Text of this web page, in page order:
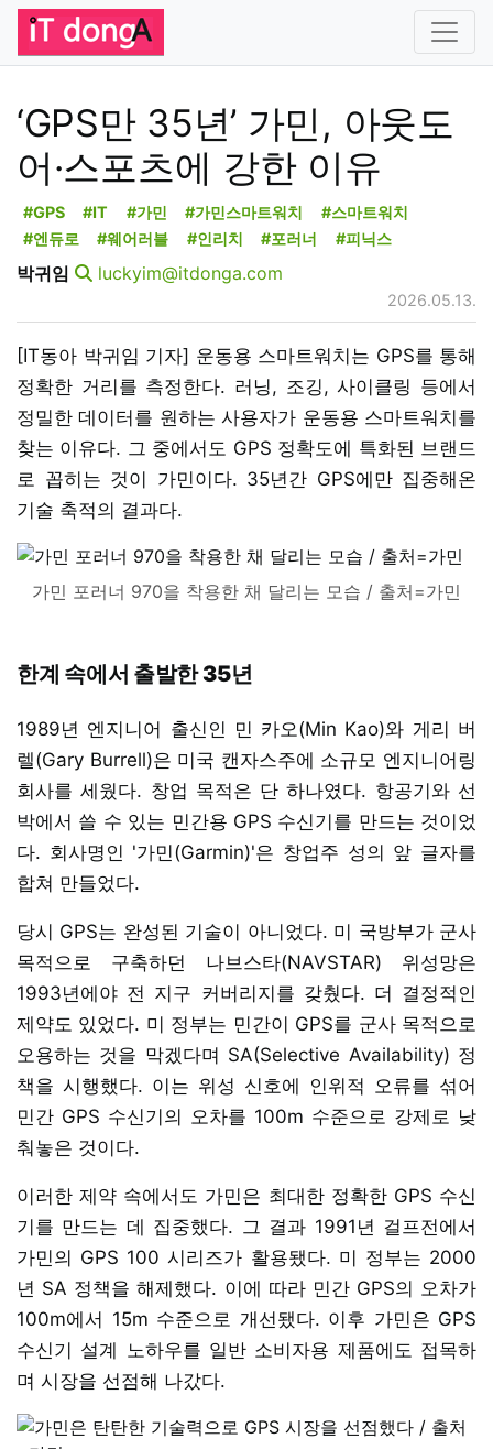
‘GPS만 35년’ 가민, 아웃도
어·스포츠에 강한 이유
#GPS #IT #가민 #가민스마트워치
#스마트워치
#엔듀로
#웨어러블 #인리치 #포러너 #피닉스
박귀임 luckyim@itdonga.com
2026.05.13.
[IT동아 박귀임 기자] 운동용 스마트워치는 GPS를 통해
정확한 거리를 측정한다. 러닝, 조깅, 사이클링 등에서
정밀한 데이터를 원하는 사용자가 운동용 스마트워치를
찾는 이유다. 그 중에서도 GPS 정확도에 특화된 브랜드
로 꼽히는 것이 가민이다. 35년간 GPS에만 집중해온
기술 축적의 결과다.
가민 포러너 970을 착용한 채 달리는 모습 / 출처=가민
한계 속에서 출발한 35년
1989년 엔지니어 출신인 민 카오(Min Kao)와 게리 버
렐(Gary Burrell)은 미국 캔자스주에 소규모 엔지니어링
회사를 세웠다. 창업 목적은 단 하나였다. 항공기와 선
박에서 쓸 수 있는 민간용 GPS 수신기를 만드는 것이었
다. 회사명인 '가민(Garmin)'은 창업주 성의 앞 글자를
합쳐 만들었다.
당시 GPS는 완성된 기술이 아니었다. 미 국방부가 군사
목적으로 구축하던 나브스타(NAVSTAR) 위성망은
1993년에야 전 지구 커버리지를 갖췄다. 더 결정적인
제약도 있었다. 미 정부는 민간이 GPS를 군사 목적으로
오용하는 것을 막겠다며 SA(Selective Availability) 정
책을 시행했다. 이는 위성 신호에 인위적 오류를 섞어
민간 GPS 수신기의 오차를 100m 수준으로 강제로 낮
춰놓은 것이다.
이러한 제약 속에서도 가민은 최대한 정확한 GPS 수신
기를 만드는 데 집중했다. 그 결과 1991년 걸프전에서
가민의 GPS 100 시리즈가 활용됐다. 미 정부는 2000
년 SA 정책을 해제했다. 이에 따라 민간 GPS의 오차가
100m에서 15m 수준으로 개선됐다. 이후 가민은 GPS
수신기 설계 노하우를 일반 소비자용 제품에도 접목하
며 시장을 선점해 나갔다.